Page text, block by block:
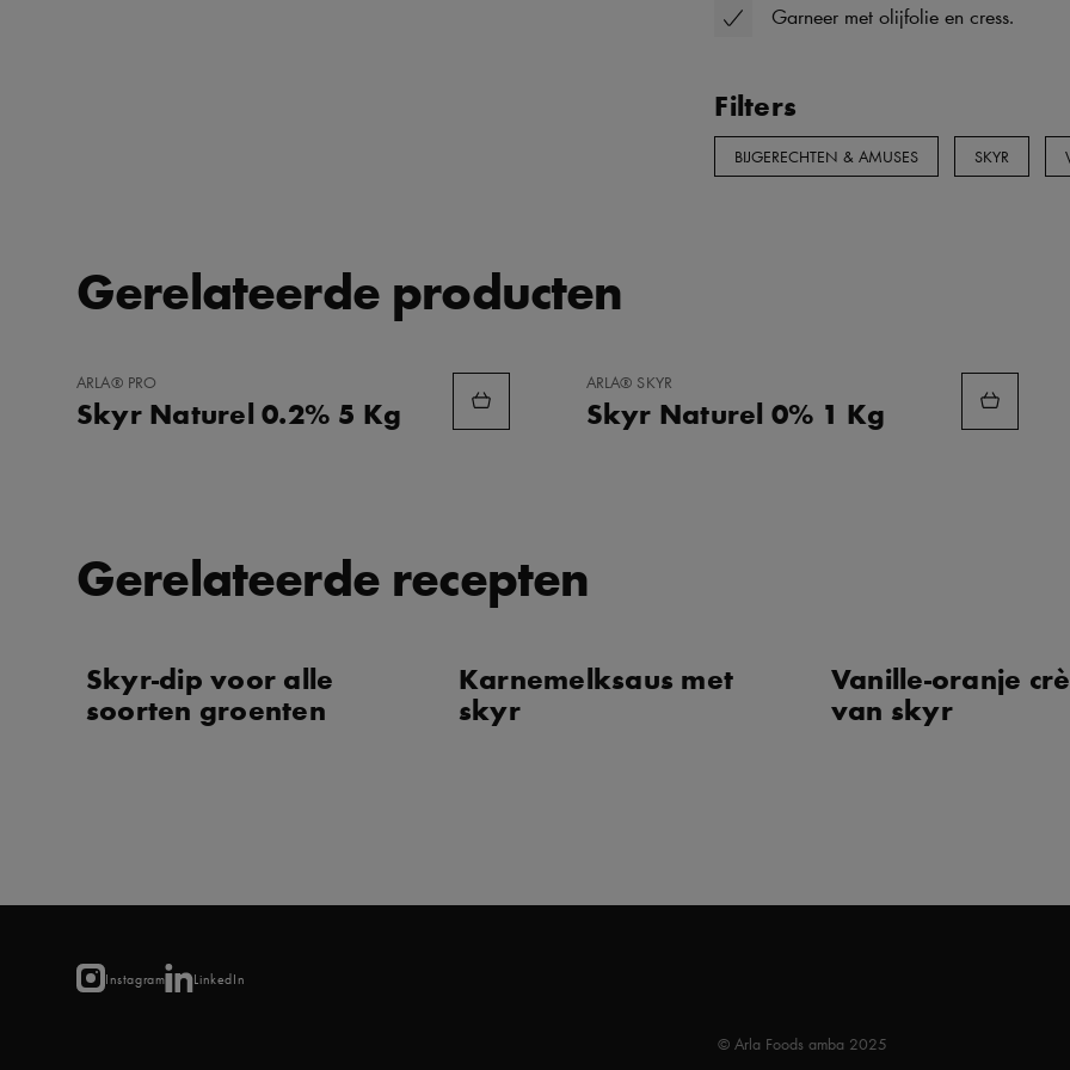
Garneer met olijfolie en cress.
Filters
BIJGERECHTEN & AMUSES SKYR
Gerelateerde producten
TOEVOEGEN
FAVORIETEN
ARLA® PRO
Skyr Naturel 0.2% 5 Kg
TOEVOEGEN
FAVORIETEN
ARLA® SKYR
Skyr Naturel 0% 1 Kg
Gerelateerde recepten
Skyr-dip voor alle
soorten groenten
Karnemelksaus met
skyr
Vanille-oranje
van skyr
Instagram LinkedIn
© Arla Foods amba 2025